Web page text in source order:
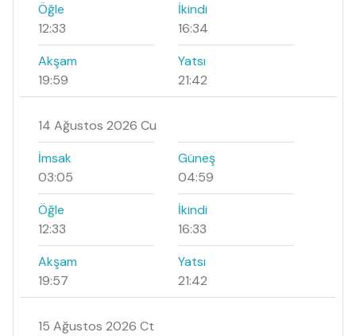
Öğle
12:33
İkindi
16:34
Akşam
19:59
Yatsı
21:42
14 Ağustos 2026 Cu
İmsak
03:05
Güneş
04:59
Öğle
12:33
İkindi
16:33
Akşam
19:57
Yatsı
21:42
15 Ağustos 2026 Ct